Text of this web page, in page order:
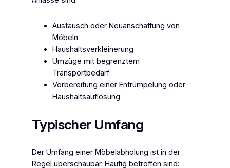
Austausch oder Neuanschaffung von
Möbeln
Haushaltsverkleinerung
Umzüge mit begrenztem
Transportbedarf
Vorbereitung einer Entrümpelung oder
Haushaltsauflösung
Typischer Umfang
Der Umfang einer Möbelabholung ist in der
Regel überschaubar. Häufig betroffen sind: